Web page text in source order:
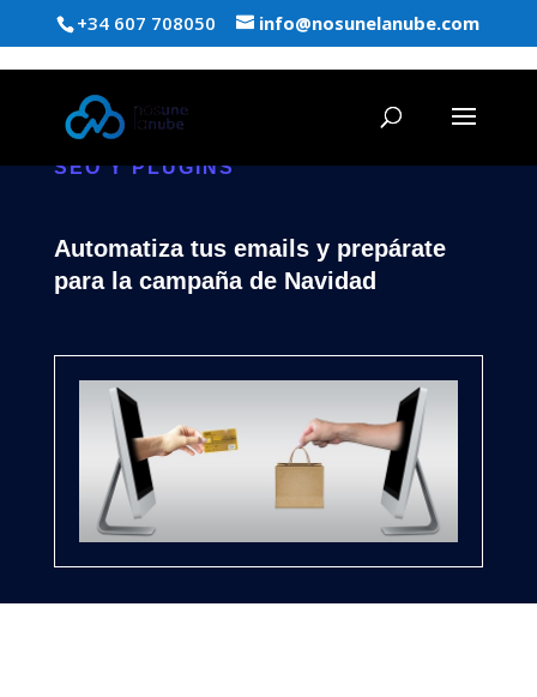
+34 607 708050 info@nosunelanube.com
SEO Y PLUGINS
Automatiza tus emails y prepárate
para la campaña de Navidad